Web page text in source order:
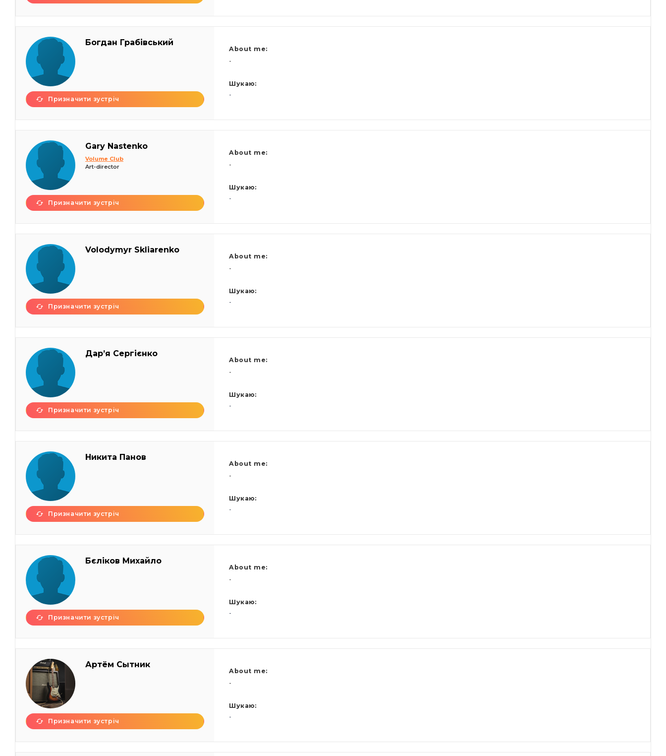
Богдан Грабівський
Призначити зустріч
About me:
-
Шукаю:
-
Gary Nastenko
Volume Club
Art-director
Призначити зустріч
About me:
-
Шукаю:
-
Volodymyr Skliarenko
Призначити зустріч
About me:
-
Шукаю:
-
Дар’я Сергієнко
Призначити зустріч
About me:
-
Шукаю:
-
Никита Панов
Призначити зустріч
About me:
-
Шукаю:
-
Бєліков Михайло
Призначити зустріч
About me:
-
Шукаю:
-
Артём Сытник
Призначити зустріч
About me:
-
Шукаю:
-